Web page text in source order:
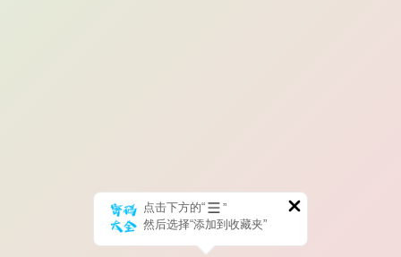
点击下方的“
”
然后选择“添加到收藏夹”